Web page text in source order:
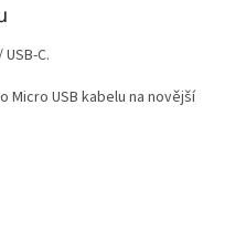
C.
Micro USB kabelu na novější